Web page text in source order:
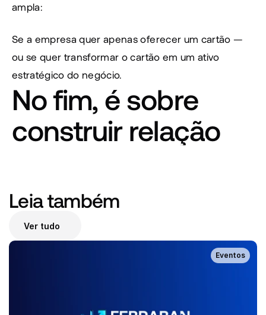
ampla:
Se a empresa quer apenas oferecer um cartão —
ou se quer transformar o cartão em um ativo
estratégico do negócio.
No fim, é sobre
construir relação
Leia também
Ver tudo
Eventos